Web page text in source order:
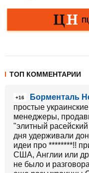
ТОП КОММЕНТАРИИ
+16
Борменталь
простые
менеджеры,
"элитный
дня удерживали
идеи про ********!!
США, Англии или
не было и